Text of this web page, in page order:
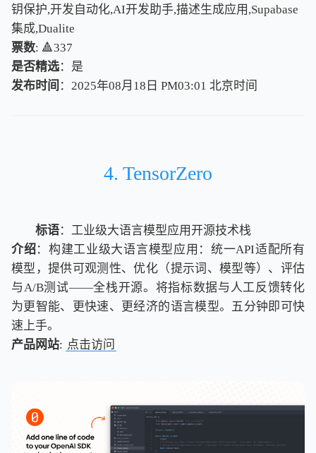
钥保护,开发自动化,AI开发助手,描述生成应用,Supabase
集成,Dualite
票数: 🔺337
是否精选：是
发布时间 ：2025年08月18日 PM03:01 北京时间
北京时间
4. TensorZero
标语：工业级大语言模型应用开源技术栈
介绍：构建工业级大语言模型应用：统一API适配所有
模型，提供可观测性、优化（提示词、模型等）、评估
与A/B测试——全栈开源。将指标数据与人工反馈转化
为更智能、更快速、更经济的语言模型。五分钟即可快
速上手。
产品网站: 点击访问